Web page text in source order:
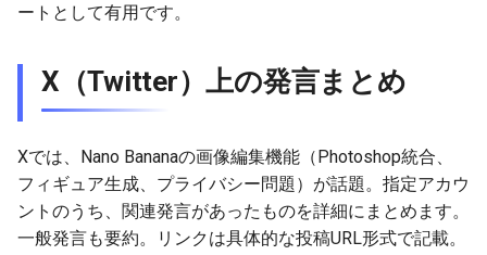
2026-06-13
2026-06-11
2026-06-10
2025-11-28
2025-11-26
2025-11-25
2026-06-13
2026-06-11
2026-06-10
2025-11-28
2025-11-26
2025-11-25
2026-06-11
2026-06-10
2026-06-09
2026-06-08
2026-06-07
2026-06-11
2026-06-09
2026-06-07
2025-11-28
2025-11-26
2025-11-25
2026-06-13
2026-06-11
2026-06-10
2026-06-07
2026-06-05
2026-06-04
ートとして有用です。
X（Twitter）上の発言まとめ
Xでは、Nano Bananaの画像編集機能（Photoshop統合、
フィギュア生成、プライバシー問題）が話題。指定アカウ
ントのうち、関連発言があったものを詳細にまとめます。
一般発言も要約。リンクは具体的な投稿URL形式で記載。